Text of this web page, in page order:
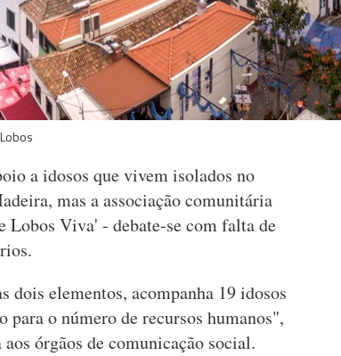
a idosos que vivem isolados no
mas a associação comunitária
Viva' - debate-se com falta de
dois elementos, acompanha 19 idosos
o número de recursos humanos",
órgãos de comunicação social.